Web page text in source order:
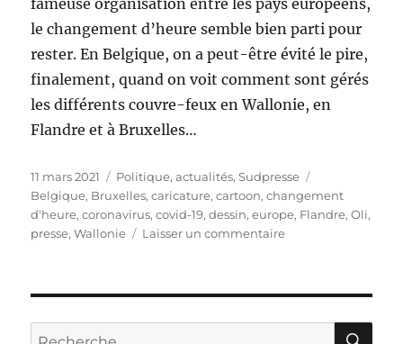
le changement d’heure semble bien parti pour
rester. En Belgique, on a peut-être évité le pire,
finalement, quand on voit comment sont gérés
les différents couvre-feux en Wallonie, en
Flandre et à Bruxelles…
Publié
le
11 mars 2021 Catégories
Politique, actualités,Sudpresse
Belgique, Bruxelles,caricature,cartoon,changement
d'heure,coronavirus,covid-19,dessin,europe, Flandre,Oli,
presse,Wallonie Laisser un commentairesur
Recherche